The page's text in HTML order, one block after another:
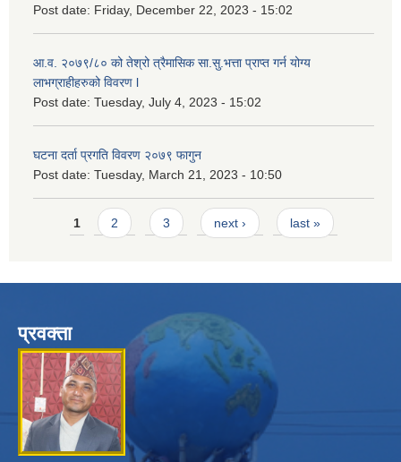
Post date: Friday, December 22, 2023 - 15:02
आ.व. २०७९/८० को तेश्रो त्रैमासिक सा.सु.भ‍त्ता प्राप्त गर्न योग्य
लाभग्राहीहरुको विवरण l
Post date: Tuesday, July 4, 2023 - 15:02
घटना दर्ता प्रगति विवरण २०७९ फागुन
Post date: Tuesday, March 21, 2023 - 10:50
Pages
1 2 3 next › last »
प्रवक्ता